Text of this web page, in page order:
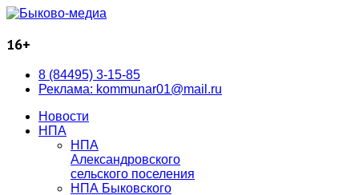
16+
8 (84495) 3-15-85
Реклама: kommunar01@mail.ru
Новости
НПА
НПА
Александровского
сельского поселения
НПА Быковского